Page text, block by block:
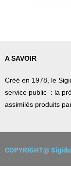
A SAVOIR
Créé en 1978, le
service public : la
assimilés produits
COPYRIGHT@